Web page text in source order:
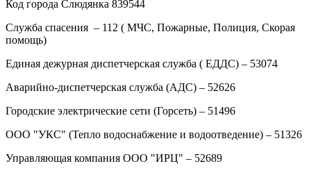
Код города Слюдянка 839544
Служба спасения – 112 ( МЧС, Пожарные, Полиция, Скорая
помощь)
Единая дежурная диспетчерская служба ( ЕДДС) – 53074
Аварийно-диспетчерская служба (АДС) – 52626
Городские электрические сети (Горсеть) – 51496
ООО "УКС" (Тепло водоснабжение и водоотведение) – 51326
Управляющая компания ООО "ИРЦ" – 52689